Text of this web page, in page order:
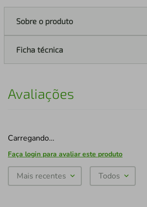
Sobre o produto
Ficha técnica
Avaliações
Carregando…
Faça login para avaliar este produto
Mais recentes Todos